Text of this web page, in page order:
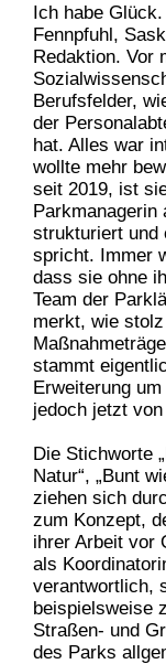
Ich habe
Fennpfuhl,
Redaktion. Vor
Berufsfelder,
der
hat. Alles war
wollte mehr
seit 2019, ist
Parkmanagerin
strukturiert und
spricht. Immer
dass sie ohne
Team der
merkt, wie
stammt
Erweiterung
jedoch jetzt
Die Stichworte
Natur“, „Bunt
ziehen sich
zum Konzept,
ihrer Arbeit vor
als
verantwortlich,
beispielsweise
Straßen- und
des Parks